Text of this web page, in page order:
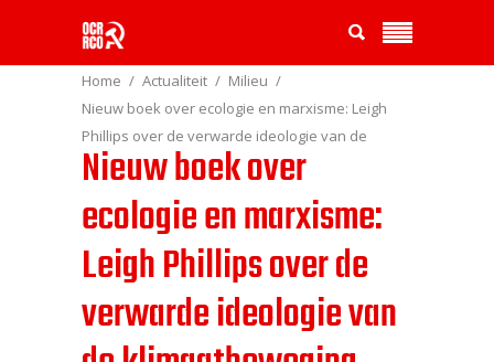
Home Actualiteit
Milieu
Nieuw boek over ecologie en marxisme: Leigh
Phillips over de verwarde ideologie van de
klimaatbeweging
Nieuw boek over
ecologie en marxisme:
Leigh Phillips over de
verwarde ideologie van